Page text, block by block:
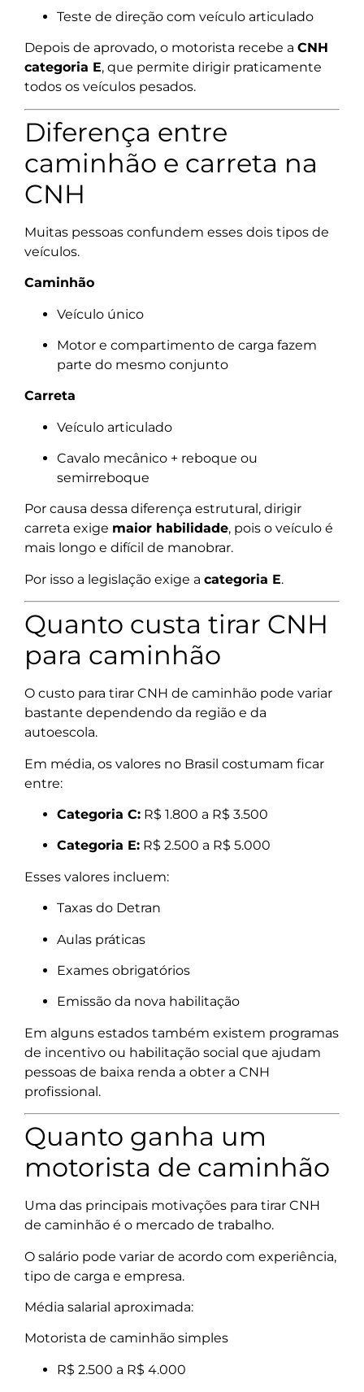
Teste de direção com veículo articulado
Depois de aprovado, o motorista recebe a CNH
categoria E, que permite dirigir praticamente
todos os veículos pesados.
Diferença entre
caminhão e carreta na
CNH
Muitas pessoas confundem esses dois tipos de
veículos.
Caminhão
Veículo único
Motor e compartimento de carga fazem
parte do mesmo conjunto
Carreta
Veículo articulado
Cavalo mecânico + reboque ou
semirreboque
Por causa dessa diferença estrutural, dirigir
carreta exige maior habilidade, pois o veículo é
mais longo e difícil de manobrar.
Por isso a legislação exige a categoria E.
Quanto custa tirar CNH
para caminhão
O custo para tirar CNH de caminhão pode variar
bastante dependendo da região e da
autoescola.
Em média, os valores no Brasil costumam ficar
entre:
Categoria C: R$ 1.800 a R$ 3.500
Categoria E: R$ 2.500 a R$ 5.000
Esses valores incluem:
Taxas do Detran
Aulas práticas
Exames obrigatórios
Emissão da nova habilitação
Em alguns estados também existem programas
de incentivo ou habilitação social que ajudam
pessoas de baixa renda a obter a CNH
profissional.
Quanto ganha um
motorista de caminhão
Uma das principais motivações para tirar CNH
de caminhão é o mercado de trabalho.
O salário pode variar de acordo com experiência,
tipo de carga e empresa.
Média salarial aproximada:
Motorista de caminhão simples
R$ 2.500 a R$ 4.000